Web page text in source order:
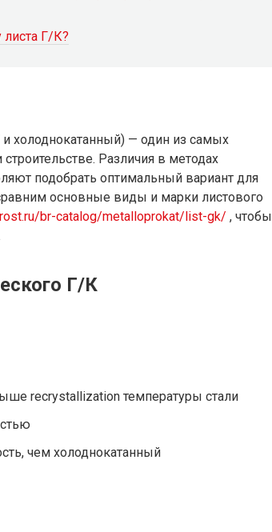
Г/К?
холоднокатанный) — один из самых
Различия в методах
подобрать оптимальный вариант для
основные виды и марки листового
br-catalog/metalloprokat/list-gk/ , чтобы
Г/К
recrystallization температуры стали
чем холоднокатанный